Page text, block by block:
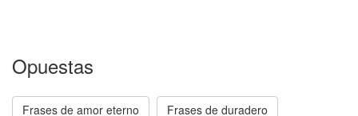
Opuestas
Frases de amor eterno Frases de duradero